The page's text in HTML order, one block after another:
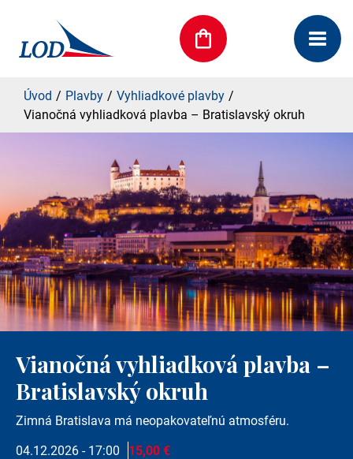
Úvod Plavby
Vyhliadkové plavby
Vianočná vyhliadková plavba – Bratislavský okruh
Vianočná vyhliadková plavba –
Bratislavský okruh
Zimná Bratislava má neopakovateľnú atmosféru.
04.12.2026 - 17:00
15,00 €